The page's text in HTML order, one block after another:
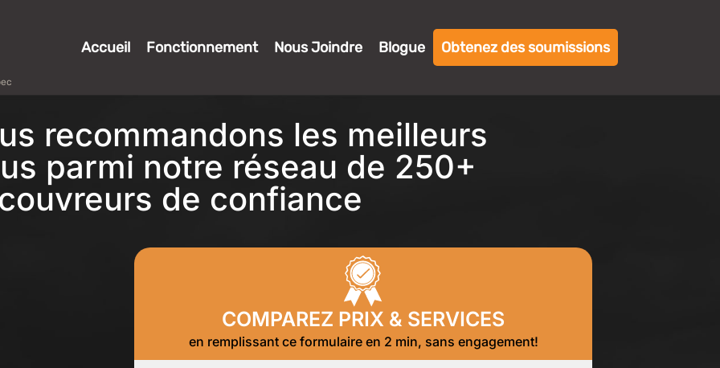
Accueil Fonctionnement Nous Joindre Blogue Obtenez des soumissions
recommandons les meilleurs
parmi notre réseau de 250+
de confiance
COMPAREZ PRIX & SERVICES
en remplissant ce formulaire en 2 min, sans engagement!